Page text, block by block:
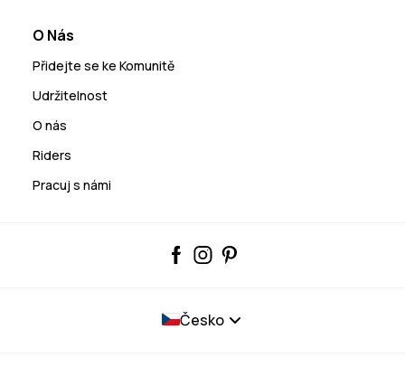
O Nás
Přidejte se ke Komunitě
Udržitelnost
O nás
Riders
Pracuj s námi
Česko